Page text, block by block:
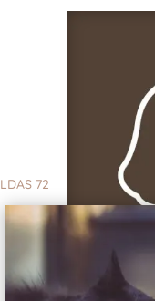
LDAS 72